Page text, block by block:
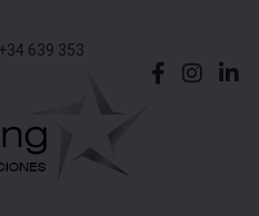
+34 639 353